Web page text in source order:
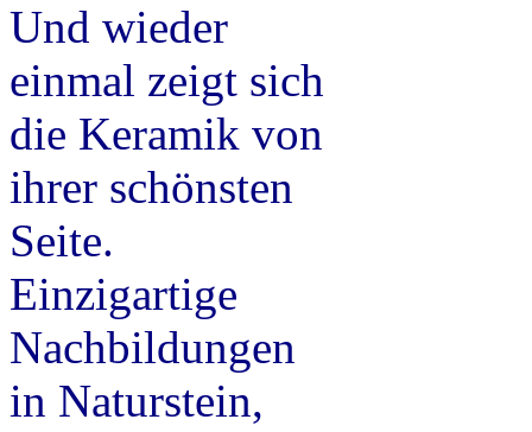
Und wieder
einmal zeigt sich
die Keramik von
ihrer schönsten
Seite.
Einzigartige
Nachbildungen
in Naturstein,